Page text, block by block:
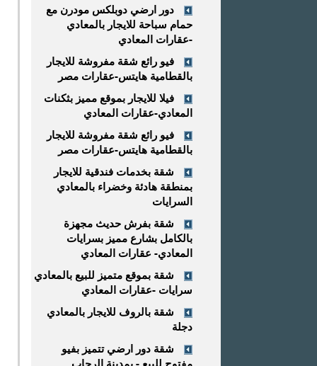
دور ارضي دوبلكس مودرن مع
حمام سباحة للايجار بالمعادي
-عقارات المعادي
فيو رائع شقة مفروشة للايجار
بالقطامية هايتس-عقارات مصر
فيلا للايجار بموقع مميز بثكنات
المعادي-عقارات المعادي
فيو رائع شقة مفروشة للايجار
بالقطامية هايتس-عقارات مصر
شقة بخدمات فندقية للايجار
بمنطقة هادئة وخضراء بالمعادي
السرايات
شقة بفرش حديث مجهزة
بالكامل بشارع مميز بسرايات
المعادي- عقارات المعادي
شقة بموقع متميز للبيع بالمعادي
سرايات -عقارات المعادي
شقة بالروف للايجار بالمعادي
دجلة
شقة دور ارضي تتميز بفيو